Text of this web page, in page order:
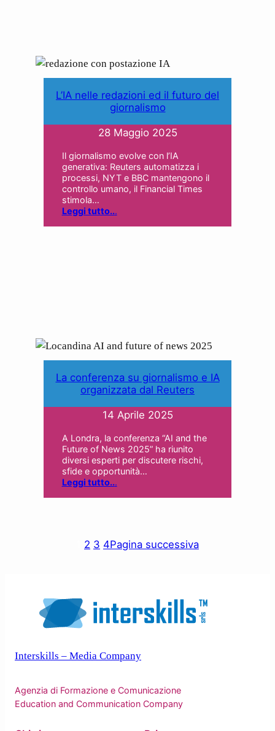
L’IA nelle redazioni ed il futuro del
giornalismo
28 Maggio 2025
Il giornalismo evolve con l’IA
generativa: Reuters automatizza i
processi, NYT e BBC mantengono il
controllo umano, il Financial Times
stimola…
Leggi tutto...
La conferenza su giornalismo e IA
organizzata dal Reuters
14 Aprile 2025
A Londra, la conferenza “AI and the
Future of News 2025” ha riunito
diversi esperti per discutere rischi,
sfide e opportunità…
Leggi tutto...
2 3 4Pagina successiva
Interskills – Media Company
Agenzia di Formazione e Comunicazione
Education and Communication Company